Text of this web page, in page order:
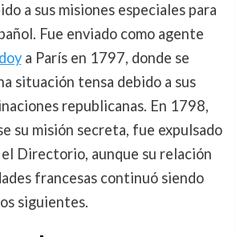
a sus misiones especiales para
Fue enviado como agente
a París en 1797, donde se
situación tensa debido a sus
republicanas. En 1798,
su misión secreta, fue expulsado
Directorio, aunque su relación
francesas continuó siendo
siguientes.